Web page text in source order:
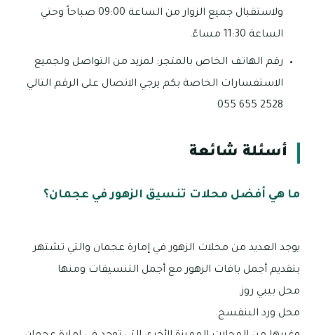
ولاستقبال جميع الزوار من الساعة 09:00 صباحاً وحتي
الساعة 11:30 مساءً.
رقم الهاتف الخاص بالمتجر: لمزيد من التواصل ولجميع
الاستفسارات الخاصة بكم يرجي الاتصال على الرقم التالي
2528 655 055
أسئلة شائعة
ما هي أفضل محلات تنسيق الزهور في عجمان؟
يوجد العديد من محلات الزهور في إمارة عجمان والتي تشتهر
بتقديم أجمل باقات الزهور مع أجمل التنسيقات ومنها
محل بيبي روز.
محل ورد البنفسج.